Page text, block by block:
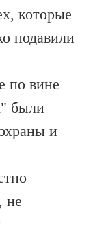
которые
подавили
по вине
были
и
не